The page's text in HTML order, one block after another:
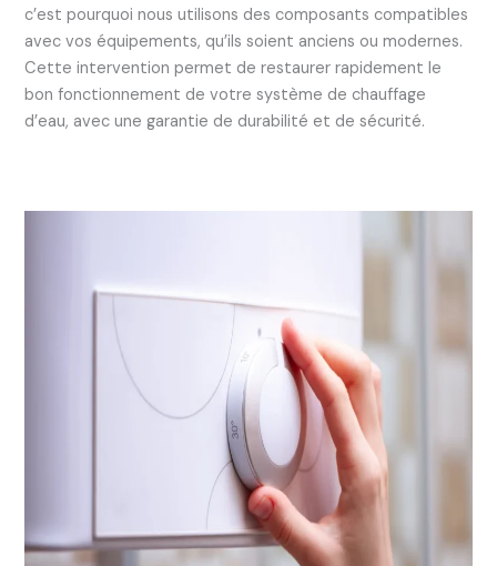
c’est pourquoi nous utilisons des composants compatibles
avec vos équipements, qu’ils soient anciens ou modernes.
Cette intervention permet de restaurer rapidement le
bon fonctionnement de votre système de chauffage
d’eau, avec une garantie de durabilité et de sécurité.